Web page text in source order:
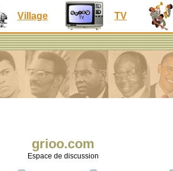
Village TV
grioo.com
Espace de discussion